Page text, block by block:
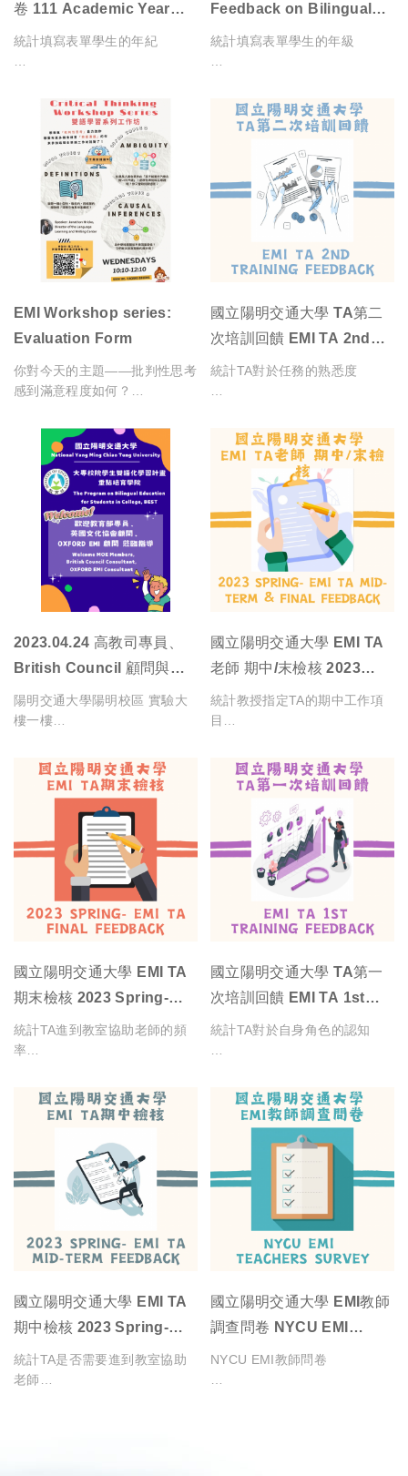
卷 111 Academic Year
EMI Course Student
統計填寫表單學生的年紀
統計EMI課程是否滿足學生學習
需求的程度
統計EMI課程是否增加學生學習
品質的程度
足夠支持學生參與EMI課程
統計學生是否滿意自己在英語授
課中的學習成果
統計學生是否願意再次修讀EMI
的困難程度
理解老師的英語講授的困難程度
師生互動的困難程度
英語口語表達的困難程度
準備考試的困難程度
統計在EMI課程中，老師做了哪
些事是好的、有助於學習的
資源
統計學生希望老師能再多做什麼
以增加學習成果
Feedback on Bilingual
Activities
統計填寫表單學生的年級
\English Chat Hour/
統計學生認為活動是否有助於練
統計學生認為活動是否有助於溝
通上更為有效
統計學生認為活動是否有助於更
統計學生對活動的滿意度
統計學生最喜歡的部分
統計學生認為可以改善的部分
統計學生未來想要聊的主題
展國際視野
統計學生認為活動是否有助於更
加熟悉英語的應用
統計學生對活動的滿意度
統計統計學生最喜歡的部分
EMI Workshop series:
Evaluation Form
你對今天的主題——批判性思考
感到滿意程度如何？
How satisfied were you with
today's topic: critical thinking?
你對今天的工作坊整體滿意程度
How satisfied were you with
today's workshop overall?
你之前有參加過國立陽明交通大
學的英語授課課程嗎？
courses in NYCU before?
在今天的工作坊之後，你有多大
可能想要參加國立陽明交通大學
的英語授課課程？
likely is it that you will want to
國立陽明交通大學 TA第二
次培訓回饋 EMI TA 2nd
Training Feedback
統計TA對於任務的熟悉度
統計TA是否更清楚如何達成老
師交代的任務
統計TA對於職務的意涵
統計對於TA而言最有幫助的項
目
TA journey分享
2023.04.24 高教司專員、
British Council 顧問與
Oxford EMI 顧問訪視生醫
工程學院
陽明交通大學陽明校區 實驗大
樓一樓
Building at Yang Ming
Campus
Schedule explanation
Visit College
Visit College
國立陽明交通大學 EMI TA
老師 期中/末檢核 2023
Spring- EMI TA Mid-term
& Final Feedback
統計教授指定TA的期中工作項
目
統計教授指定TA的期末工作項
統計教授對於TA在工作項目上
的完成度
統計教授對於TA於期中及期末
整體表現的滿意程度
統計教授對於TA於期末工作態
度的滿意程度
統計教授認為EMI TA可以負責
的工作項目以達到協助效果
於教授而言，統計目前TA的工
作項目於EMI教學來說是好的、
有幫助的
國立陽明交通大學 EMI TA
期末檢核 2023 Spring-
EMI TA Final Feedback
統計TA進到教室協助老師的頻
率
統計教授指定TA完成的工作項
統計TA對於工作項目的完成度
統計TA對於自己的工作態度的
評價
統計TA對於自己擔任職務的整
體滿意程度
國立陽明交通大學 TA第一
次培訓回饋 EMI TA 1st
Training Feedback
統計TA對於自身角色的認知
統計TA對於運用不同技巧的認
統計TA對於使用英語溝通的自
我肯定
統計TA是否習得領導能力
統計本次培訓的效能
國立陽明交通大學 EMI TA
期中檢核 2023 Spring-
EMI TA Mid-term
Feedback
統計TA是否需要進到教室協助
老師
國立陽明交通大學 EMI教師
調查問卷 NYCU EMI
Teachers Survey
NYCU EMI教師問卷